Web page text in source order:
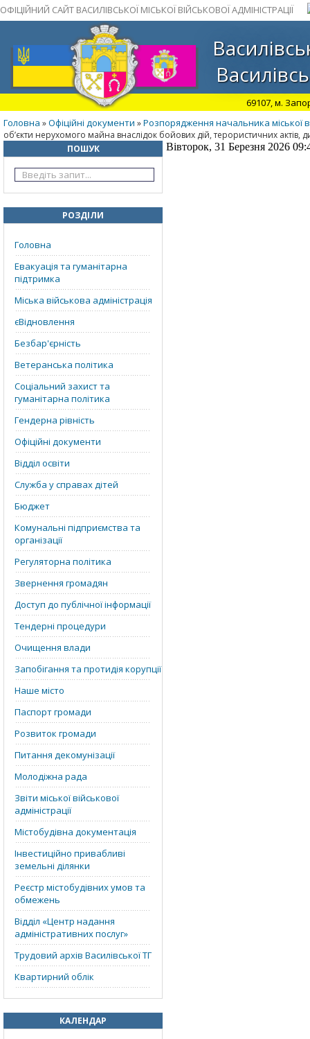
ОФІЦІЙНИЙ САЙТ ВАСИЛІВСЬКОЇ МІСЬКОЇ ВІЙСЬКОВОЇ АДМІНІСТРАЦІЇ
69107, м.
Головна »Офіційні документи »Розпорядження начальника міської
об’єкти нерухомого майна внаслідок бойових дій, терористичних
ПОШУК
РОЗДІЛИ
Головна
Евакуація та гуманітарна
підтримка
Міська військова адміністрація
єВідновлення
Безбар'єрність
Ветеранська політика
Соціальний захист та
гуманітарна політика
Гендерна рівність
Офіційні документи
Відділ освіти
Служба у справах дітей
Бюджет
Комунальні підприємства та
організації
Регуляторна політика
Звернення громадян
Доступ до публічної інформації
Тендерні процедури
Очищення влади
Запобігання та протидія корупції
Наше місто
Паспорт громади
Розвиток громади
Питання декомунізації
Молодіжна рада
Звіти міської військової
адміністрації
Містобудівна документація
Інвестиційно привабливі
земельні ділянки
Реєстр містобудівних умов та
обмежень
Відділ «‎Центр надання
адміністративних послуг»
Трудовий архів Василівської ТГ
Квартирний облік
КАЛЕНДАР
Вівторок, 31 Березня 2026